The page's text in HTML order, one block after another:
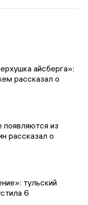
айсберга»:
рассказал о
появляются из
рассказал о
тульский
6